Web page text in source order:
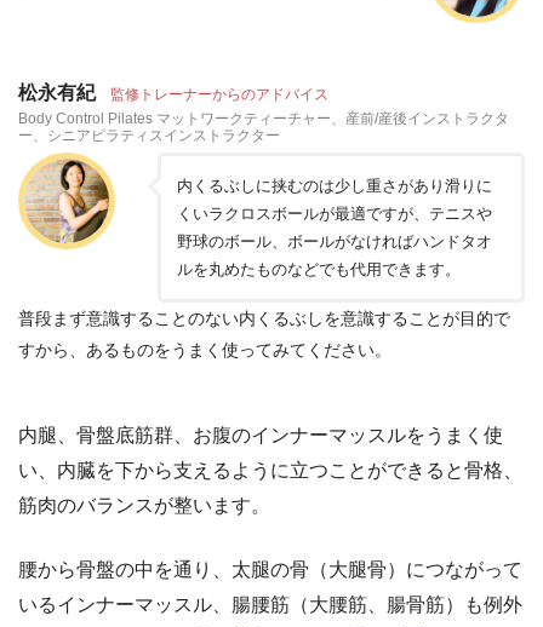
松永有紀 監修トレーナーからのアドバイス
Body Control Pilates マットワークティーチャー、産前/産後インストラクタ
ー、シニアピラティスインストラクター
内くるぶしに挟むのは少し重さがあり滑りに
くいラクロスボールが最適ですが、テニスや
野球のボール、ボールがなければハンドタオ
ルを丸めたものなどでも代用できます。
普段まず意識することのない内くるぶしを意識することが目的で
すから、あるものをうまく使ってみてください。
内腿、骨盤底筋群、お腹のインナーマッスルをうまく使
い、内臓を下から支えるように立つことができると骨格、
筋肉のバランスが整います。
腰から骨盤の中を通り、太腿の骨（大腿骨）につながって
いるインナーマッスル、腸腰筋（大腰筋、腸骨筋）も例外